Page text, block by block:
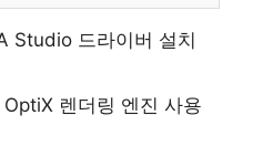
Studio 드라이버 설치
렌더링 엔진 사용